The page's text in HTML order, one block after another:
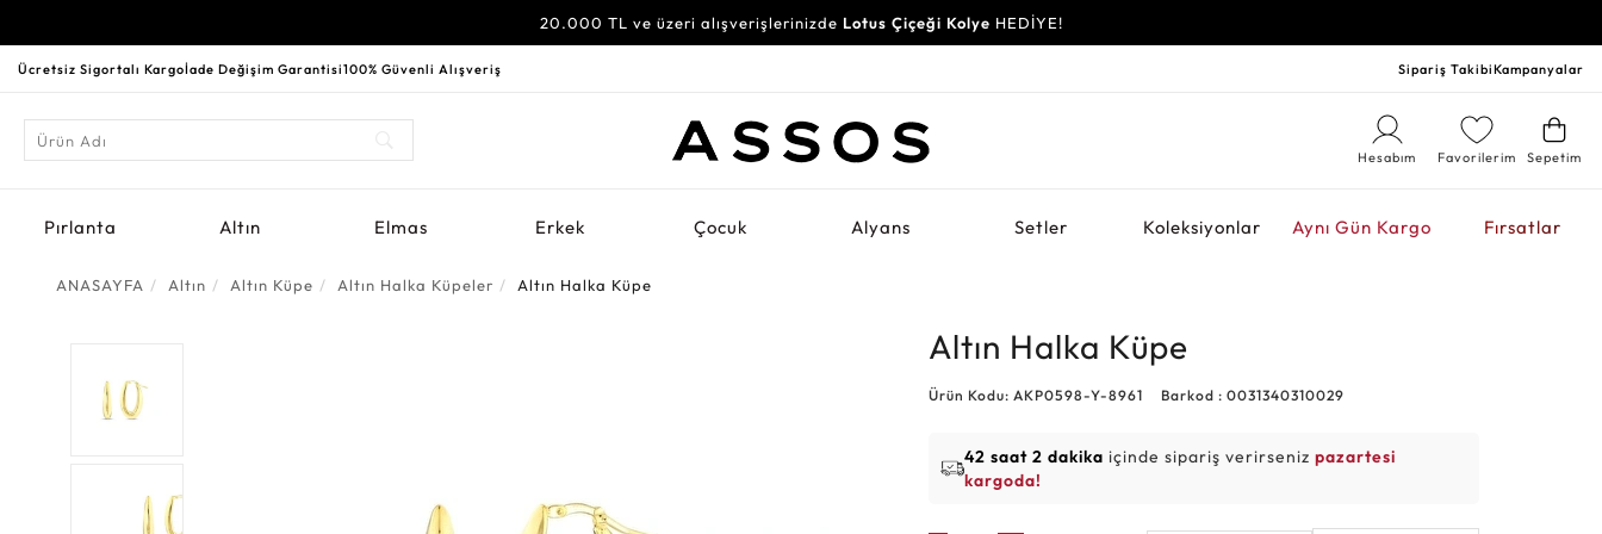
20.000 TL ve üzeri alışverişlerinizde Lotus Çiçeği Kolye HEDİYE!
Ücretsiz Sigortalı Kargoİade Değişim Garantisi100% Güvenli Alışveriş Sipariş TakibiKampanyalar
Sepetim
Favorilerim
Hesabım
Pırlanta Altın Elmas Erkek Çocuk Alyans Setler Koleksiyonlar Aynı Gün Kargo Fırsatlar
ANASAYFA Altın Altın Küpe Altın Halka Küpeler Altın Halka Küpe
Altın Halka Küpe
Ürün Kodu: AKP0598-Y-8961 Barkod : 0031340310029
42 saat 2 dakika içinde sipariş verirsenizpazartesi
kargoda!